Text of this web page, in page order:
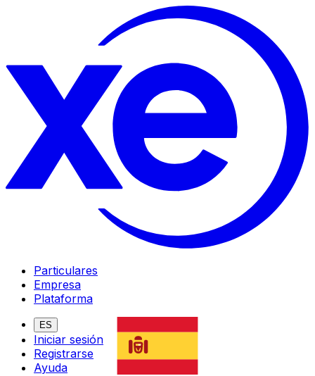
Particulares
Empresa
Plataforma
ES
Iniciar sesión
Registrarse
Ayuda